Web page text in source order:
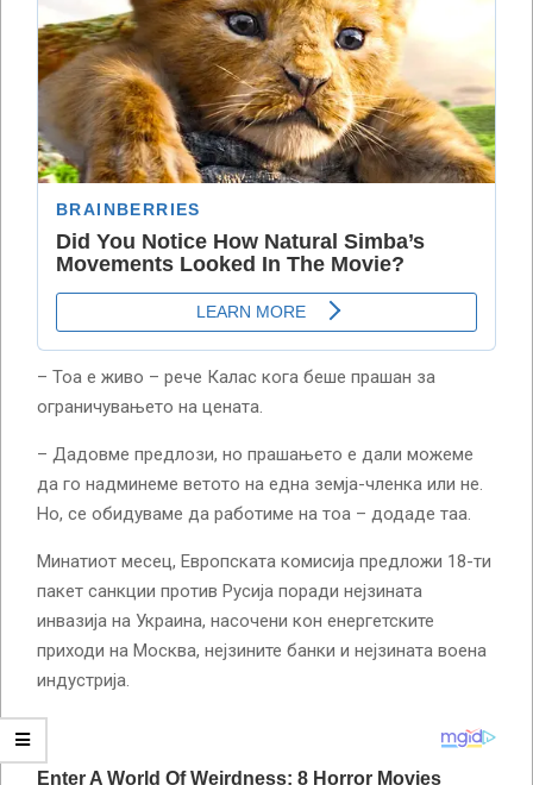
– Тоа е живо – рече Калас кога беше прашан за
ограничувањето на цената.
– Дадовме предлози, но прашањето е дали можеме
да го надминеме ветото на една земја-членка или не.
Но, се обидуваме да работиме на тоа – додаде таа.
Минатиот месец, Европската комисија предложи 18-ти
пакет санкции против Русија поради нејзината
инвазија на Украина, насочени кон енергетските
приходи на Москва, нејзините банки и нејзината воена
индустрија.